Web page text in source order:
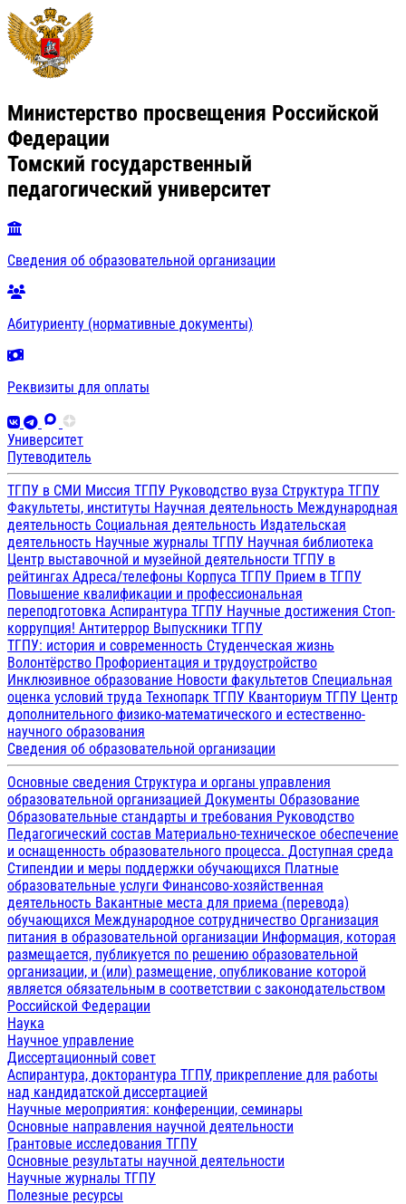
Министерство просвещения Российской
Федерации
Томский государственный
педагогический университет
Сведения об образовательной организации
Абитуриенту (нормативные документы)
Реквизиты для оплаты
Университет
Путеводитель
ТГПУ в СМИ Миссия ТГПУ Руководство вуза Структура ТГПУ
Факультеты, институты Научная деятельность Международная
деятельность Социальная деятельность Издательская
деятельность Научные журналы ТГПУ Научная библиотека
Центр выставочной и музейной деятельности ТГПУ в
рейтингах Адреса/телефоны Корпуса ТГПУ Прием в ТГПУ
Повышение квалификации и профессиональная
переподготовка Аспирантура ТГПУ Научные достижения Стоп-
коррупция! Антитеррор Выпускники ТГПУ
ТГПУ: история и современность Студенческая жизнь
Волонтёрство Профориентация и трудоустройство
Инклюзивное образование Новости факультетов Специальная
оценка условий труда Технопарк ТГПУ Кванториум ТГПУ Центр
дополнительного физико-математического и естественно-
научного образования
Сведения об образовательной организации
Основные сведения Структура и органы управления
образовательной организацией Документы Образование
Образовательные стандарты и требования Руководство
Педагогический состав Материально-техническое обеспечение
и оснащенность образовательного процесса. Доступная среда
Стипендии и меры поддержки обучающихся Платные
образовательные услуги Финансово-хозяйственная
деятельность Вакантные места для приема (перевода)
обучающихся Международное сотрудничество Организация
питания в образовательной организации Информация, которая
размещается, публикуется по решению образовательной
организации, и (или) размещение, опубликование которой
является обязательным в соответствии с законодательством
Российской Федерации
Наука
Научное управление
Диссертационный совет
Аспирантура, докторантура ТГПУ, прикрепление для работы
над кандидатской диссертацией
Научные мероприятия: конференции, семинары
Основные направления научной деятельности
Грантовые исследования ТГПУ
Основные результаты научной деятельности
Научные журналы ТГПУ
Полезные ресурсы